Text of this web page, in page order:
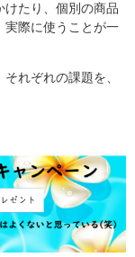
たり、個別の商品
際に使うことが一
れぞれの課題を、